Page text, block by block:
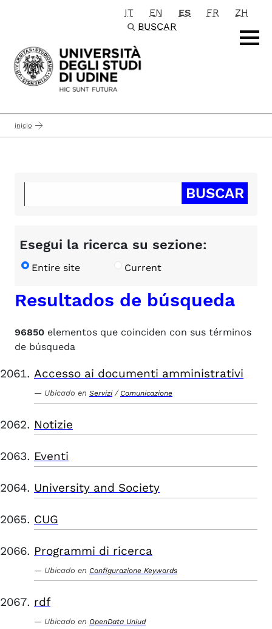
Passa al contenuto principale
IT EN ES FR
ZH
BUSCAR
inicio
Esegui la ricerca su sezione:
Entire site Current
Resultados de búsqueda
96850 elementos que coinciden con sus términos
de búsqueda
Accesso ai documenti amministrativi
Ubicado en Servizi / Comunicazione
Notizie
Eventi
University and Society
CUG
Programmi di ricerca
Ubicado en Configurazione Keywords
rdf
Ubicado en OpenData Uniud